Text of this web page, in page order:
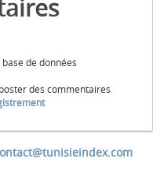
de données
des commentaires